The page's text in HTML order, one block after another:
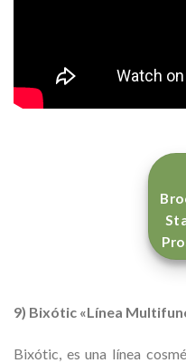
9) Bixótic «Línea
Bixótic, es una línea